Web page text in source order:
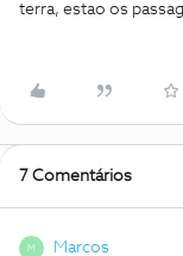
terra, estao os
7 Comentários
M Marcos